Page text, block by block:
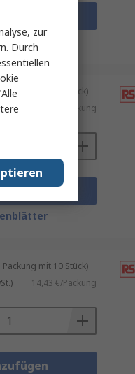
mit 10 Stück)
8,43 €/Packung
mit 10 Stück)
14,43 €/Packung
zur
Durch